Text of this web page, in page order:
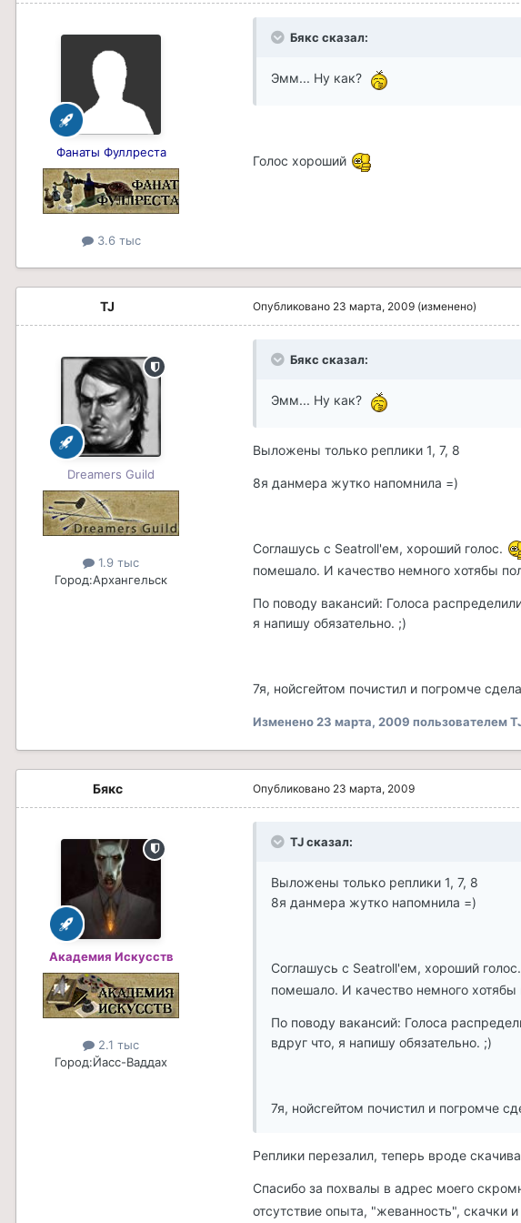
Фанаты Фуллреста
3.6 тыс
Бякс сказал:
Эмм... Ну как?
Голос хороший
TJ
Dreamers Guild
1.9 тыс
Город:Архангельск
Опубликовано 23 марта, 2009 (изменено)
Бякс сказал:
Эмм... Ну как?
Выложены только реплики 1, 7, 8
8я данмера жутко напомнила =)
Соглашусь с Seatroll'ем, хороший голос.
помешало. И качество немного хотябы
По поводу вакансий: Голоса
я напишу обязательно. ;)
7я, нойсгейтом почистил и погромче
Изменено 23 марта, 2009 пользователем
Бякс
Академия Искусств
2.1 тыс
Город:Йасс-Ваддах
Опубликовано 23 марта, 2009
TJ сказал:
Выложены только реплики 1, 7, 8
8я данмера жутко напомнила =)
Соглашусь с Seatroll'ем, хороший голос.
помешало. И качество немного хотябы
По поводу вакансий: Голоса
вдруг что, я напишу обязательно. ;)
7я, нойсгейтом почистил и погромче
Реплики перезалил, теперь вроде
Спасибо за похвалы в адрес моего
отсутствие опыта, "жеванность", скачки